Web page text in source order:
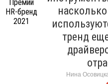
тренд
Нина